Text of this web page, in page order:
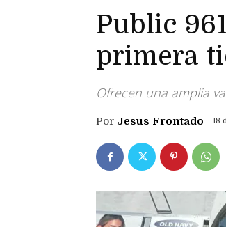
Public
primera
Ofrecen una amplia
Por Jesus Frontado 18